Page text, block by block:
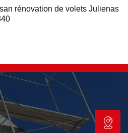
rénovation de volets Julienas